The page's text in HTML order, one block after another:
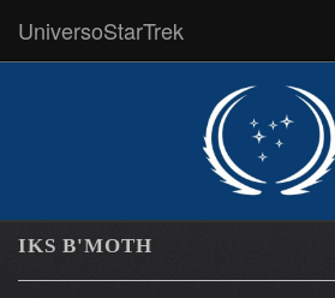
UniversoStarTrek
IKS B'MOTH